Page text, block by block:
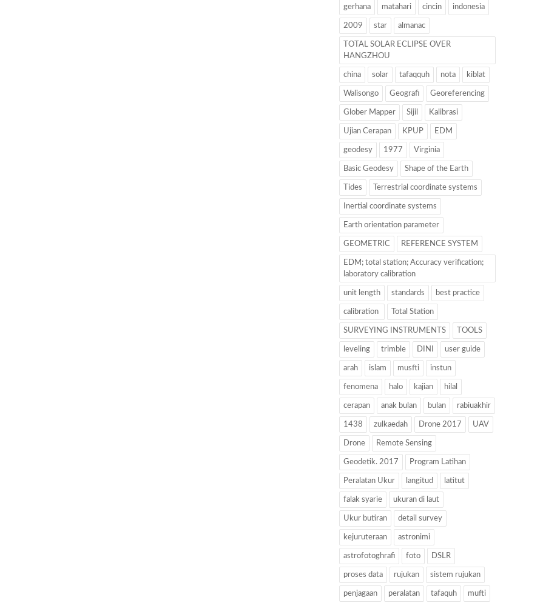
gerhana matahari cincin indonesia
2009 star almanac
TOTAL SOLAR ECLIPSE OVER
HANGZHOU
china solar tafaqquh nota kiblat
Walisongo Geografi Georeferencing
Glober Mapper Sijil Kalibrasi
Ujian Cerapan KPUP EDM
geodesy 1977 Virginia
Basic Geodesy Shape of the Earth
Tides Terrestrial coordinate systems
Inertial coordinate systems
Earth orientation parameter
GEOMETRIC REFERENCE SYSTEM
EDM; total station; Accuracy verification;
laboratory calibration
unit length standards best practice
calibration Total Station
SURVEYING INSTRUMENTS TOOLS
leveling trimble DINI user guide
arah islam musfti instun
fenomena halo kajian hilal
cerapan anak bulan bulan rabiuakhir
1438 zulkaedah Drone 2017 UAV
Drone Remote Sensing
Geodetik. 2017 Program Latihan
Peralatan Ukur langitud latitut
falak syarie ukuran di laut
Ukur butiran detail survey
kejuruteraan astronimi
astrofotoghrafi foto DSLR
proses data rujukan sistem rujukan
penjagaan peralatan tafaquh mufti